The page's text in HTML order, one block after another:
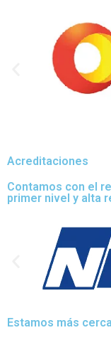
Acreditaciones
Contamos con el
primer nivel y alta
Estamos más